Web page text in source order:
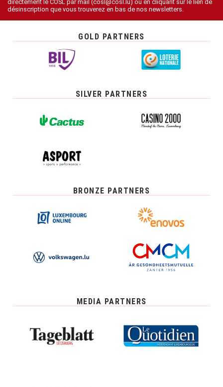
directement le COSL par mail (cosl@cosl.lu) ou en cliquant sur le lien de
désinscription que vous trouverez en bas de nos newsletters.
GOLD PARTNERS
SILVER PARTNERS
BRONZE PARTNERS
MEDIA PARTNERS